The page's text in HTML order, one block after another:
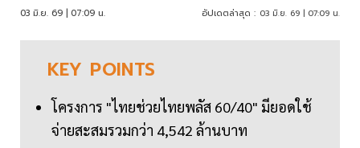
03 มิ.ย. 69 | 07:09 น. อัปเดตล่าสุด : 03 มิ.ย. 69 | 07:09 น.
KEY POINTS
โครงการ "ไทยช่วยไทยพลัส 60/40" มียอดใช้
จ่ายสะสมรวมกว่า 4,542 ล้านบาท